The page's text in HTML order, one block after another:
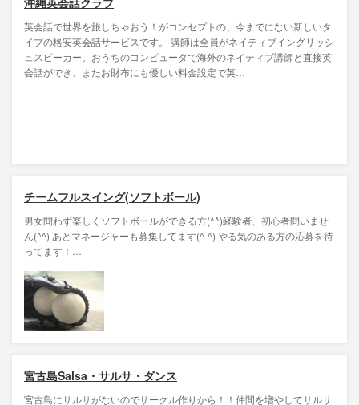
英会話で世界を旅しちゃおう！がコンセプトの、今までにない新しいタ
イプの格安英会話サービスです。 講師は全員がネイティブイングリッシ
ュスピーカー。おうちのコンピュータで海外のネイティブ講師と直接英
会話ができ、またお財布にも優しい料金設定で英…
チームフルスイング(ソフトボール)
男女問わず楽しくソフトボールができる方(^^)経験者、初心者問いませ
ん(^^) あとマネージャーも募集してます(^-^) やる気のある方の応募を待
ってます！…
宮古島Salsa・サルサ・ダンス
宮古島にサルサがないのでサークル作りから！！仲間を増やしてサルサ